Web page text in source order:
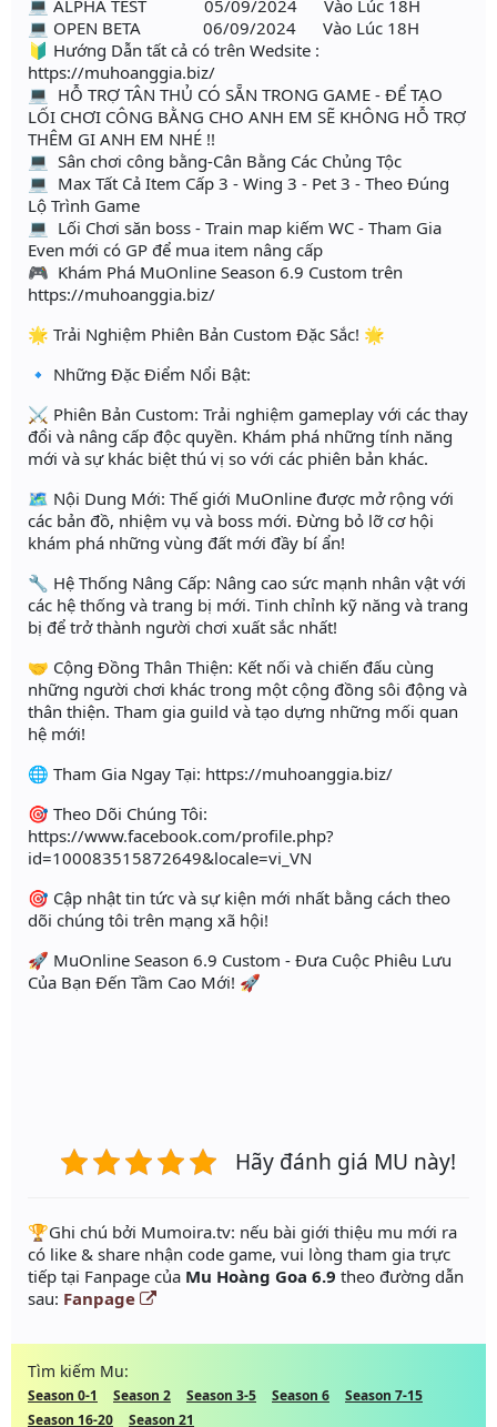
💻 ALPHA TEST 05/09/2024 Vào Lúc 18H
💻 OPEN BETA 06/09/2024 Vào Lúc 18H
🔰 Hướng Dẫn tất cả có trên Wedsite :
https://muhoanggia.biz/
💻 HỖ TRỢ TÂN THỦ CÓ SẴN TRONG GAME - ĐỂ TẠO
LỐI CHƠI CÔNG BẰNG CHO ANH EM SẼ KHÔNG HỖ TRỢ
THÊM GI ANH EM NHÉ !!
💻 Sân chơi công bằng-Cân Bằng Các Chủng Tộc
💻 Max Tất Cả Item Cấp 3 - Wing 3 - Pet 3 - Theo Đúng
Lộ Trình Game
💻 Lối Chơi săn boss - Train map kiếm WC - Tham Gia
Even mới có GP để mua item nâng cấp
🎮 Khám Phá MuOnline Season 6.9 Custom trên
https://muhoanggia.biz/
🌟 Trải Nghiệm Phiên Bản Custom Đặc Sắc! 🌟
🔹 Những Đặc Điểm Nổi Bật:
⚔️ Phiên Bản Custom: Trải nghiệm gameplay với các thay
đổi và nâng cấp độc quyền. Khám phá những tính năng
mới và sự khác biệt thú vị so với các phiên bản khác.
🗺️ Nội Dung Mới: Thế giới MuOnline được mở rộng với
các bản đồ, nhiệm vụ và boss mới. Đừng bỏ lỡ cơ hội
khám phá những vùng đất mới đầy bí ẩn!
🔧 Hệ Thống Nâng Cấp: Nâng cao sức mạnh nhân vật với
các hệ thống và trang bị mới. Tinh chỉnh kỹ năng và trang
bị để trở thành người chơi xuất sắc nhất!
🤝 Cộng Đồng Thân Thiện: Kết nối và chiến đấu cùng
những người chơi khác trong một cộng đồng sôi động và
thân thiện. Tham gia guild và tạo dựng những mối quan
hệ mới!
🌐 Tham Gia Ngay Tại: https://muhoanggia.biz/
🎯 Theo Dõi Chúng Tôi:
https://www.facebook.com/profile.php?
id=100083515872649&locale=vi_VN
🎯 Cập nhật tin tức và sự kiện mới nhất bằng cách theo
dõi chúng tôi trên mạng xã hội!
🚀 MuOnline Season 6.9 Custom - Đưa Cuộc Phiêu Lưu
Của Bạn Đến Tầm Cao Mới! 🚀
Hãy đánh giá MU này!
️🏆Ghi chú bởi Mumoira.tv: nếu bài giới thiệu mu mới ra
có like & share nhận code game, vui lòng tham gia trực
tiếp tại Fanpage của Mu Hoàng Goa 6.9 theo đường dẫn
sau: Fanpage
Tìm kiếm Mu:
Season 0-1 Season 2 Season 3-5 Season 6
Season 7-15
Season 16-20
Season 21